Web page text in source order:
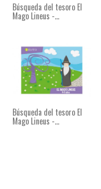
Búsqueda del tesoro El
Mago Lineus -...
Búsqueda del tesoro El
Mago Lineus -...